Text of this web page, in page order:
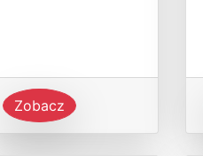
Zobacz